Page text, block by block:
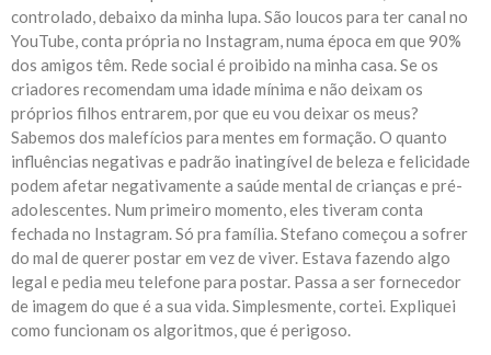
controlado, debaixo da minha lupa. São loucos para ter canal no
YouTube, conta própria no Instagram, numa época em que 90%
dos amigos têm. Rede social é proibido na minha casa. Se os
criadores recomendam uma idade mínima e não deixam os
próprios filhos entrarem, por que eu vou deixar os meus?
Sabemos dos malefícios para mentes em formação. O quanto
influências negativas e padrão inatingível de beleza e felicidade
podem afetar negativamente a saúde mental de crianças e pré-
adolescentes. Num primeiro momento, eles tiveram conta
fechada no Instagram. Só pra família. Stefano começou a sofrer
do mal de querer postar em vez de viver. Estava fazendo algo
legal e pedia meu telefone para postar. Passa a ser fornecedor
de imagem do que é a sua vida. Simplesmente, cortei. Expliquei
como funcionam os algoritmos, que é perigoso.